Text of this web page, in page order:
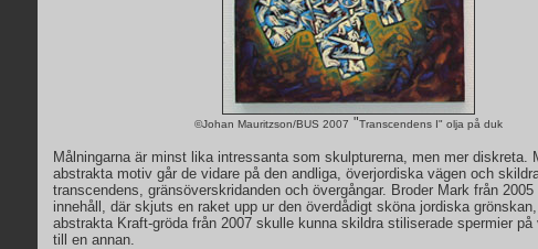
©Johan Mauritzson/BUS 2007 "Transcendens I" olja på duk
Målningarna är minst lika intressanta som skulpturerna, men mer diskreta.
abstrakta motiv går de vidare på den andliga, överjordiska vägen och
transcendens, gränsöverskridanden och övergångar. Broder Mark från
innehåll, där skjuts en raket upp ur den överdådigt sköna jordiska
abstrakta Kraft-gröda från 2007 skulle kunna skildra stiliserade spermier på
till en annan.